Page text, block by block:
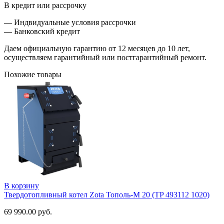
В кредит или рассрочку
— Индвидуальные условия рассрочки
— Банковский кредит
Даем официальную гарантию от 12 месяцев до 10 лет,
осуществляем гарантийный или постгарантийный ремонт.
Похожие товары
В корзину
Твердотопливный котел Zota Тополь-М 20 (TP 493112 1020)
69 990.00 руб.